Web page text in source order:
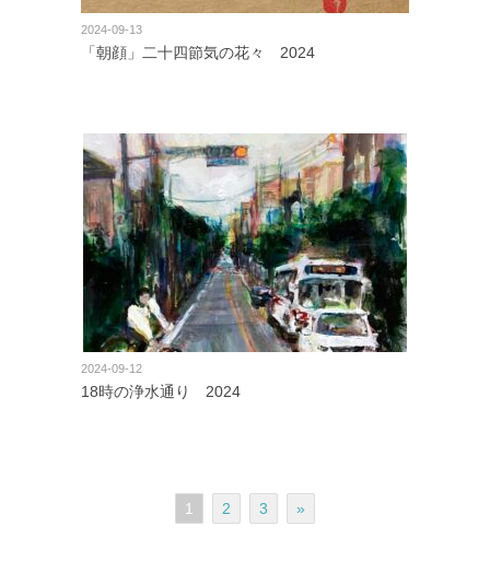
2024-09-13
「朝顔」二十四節気の花々 2024
2024-09-12
18時の浄水通り 2024
1 2 3 »